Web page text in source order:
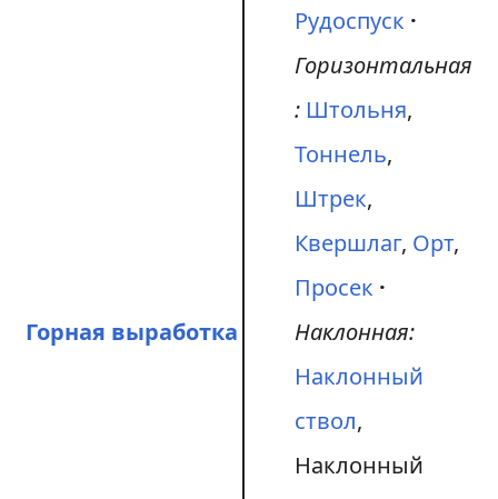
Горная выработка
Рудоспуск
Горизонтальная
: Штольня,
Тоннель,
Штрек,
Квершлаг, Орт,
Просек
Наклонная:
Наклонный
ствол,
Наклонный